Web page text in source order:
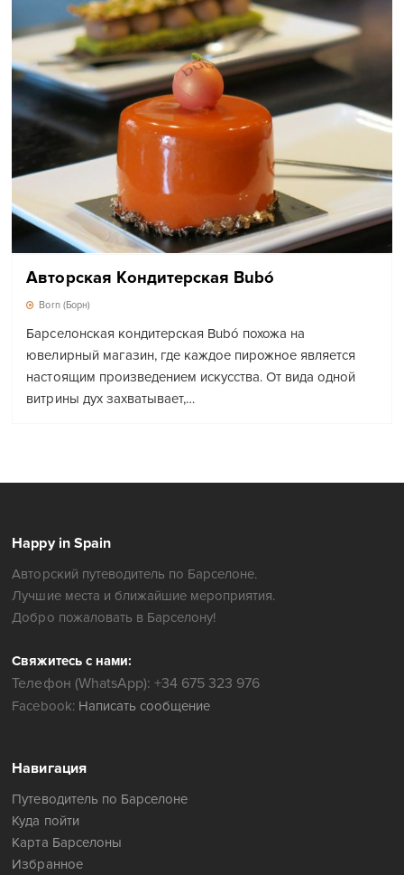
Авторская Кондитерская Bubó
Born (Борн)
Барселонская кондитерская Bubó похожа на
ювелирный магазин, где каждое пирожное является
настоящим произведением искусства. От вида одной
витрины дух захватывает,…
Happy in Spain
Авторский путеводитель по Барселоне.
Лучшие места и ближайшие мероприятия.
Добро пожаловать в Барселону!
Свяжитесь с нами:
Телефон (WhatsApp): +34 675 323 976
Facebook: Написать сообщение
Навигация
Путеводитель по Барселоне
Куда пойти
Карта Барселоны
Избранное